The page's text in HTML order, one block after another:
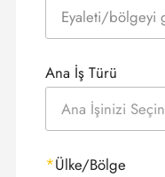
Ana İş Türü
Ana İşinizi Seçin
Ülke/Bölge